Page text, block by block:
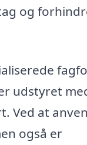
og
udstyret
Ved at
også er